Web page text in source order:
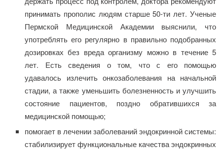
принимать прополис людям старше 50-ти лет. Ученые
Пермской Медицинской Академии выяснили, что
употреблять его регулярно в правильно подобранных
дозировках без вреда организму можно в течение 5
лет. Есть сведения о том, что с его помощью
удавалось излечить онкозаболевания на начальной
стадии, а также уменьшить болезненность и улучшить
состояние пациентов, поздно обратившихся за
медицинской помощью;
помогает в лечении заболеваний эндокринной системы:
стабилизирует функциональные качества эндокринных